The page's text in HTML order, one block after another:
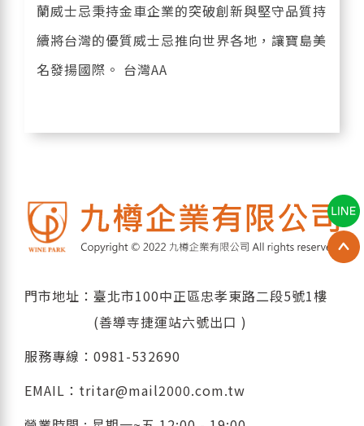
蘭威士忌秉持金車企業的突破創新與堅守品質持
續將台灣的優質威士忌推向世界各地，讓寶島美
名發揚國際。 台灣AA
門市地址：臺北市100中正區忠孝東路二段5號1樓
(善導寺捷運站六號出口 )
服務專線： 0981-532690
EMAIL： tritar@mail2000.com.tw